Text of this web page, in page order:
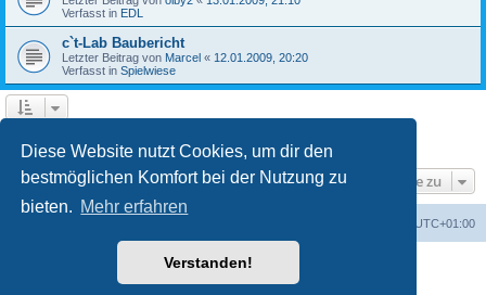
Diese Website nutzt Cookies, um dir den
bestmöglichen Komfort bei der Nutzung zu
bieten. Mehr erfahren
Verstanden!
Verfasst in EDL
c`t-Lab Baubericht
Letzter Beitrag von Marcel « 12.01.2009, 20:20
Verfasst in Spielwiese
Gehe zu
UTC+01:00
Powered byphpBB® Forum Software © phpBB Limited
phpBB.de